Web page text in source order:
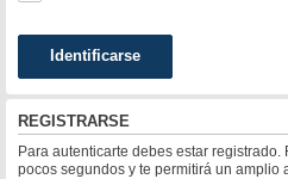
REGISTRARSE
Para autenticarte debes estar
pocos segundos y te permitirá un amplio